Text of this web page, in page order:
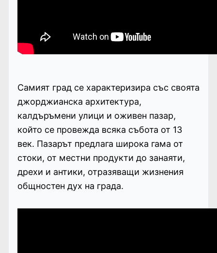
Самият град се характеризира със своята
джорджианска архитектура,
калдъръмени улици и оживен пазар,
който се провежда всяка събота от 13
век. Пазарът предлага широка гама от
стоки, от местни продукти до занаяти,
дрехи и антики, отразяващи жизнения
общностен дух на града.